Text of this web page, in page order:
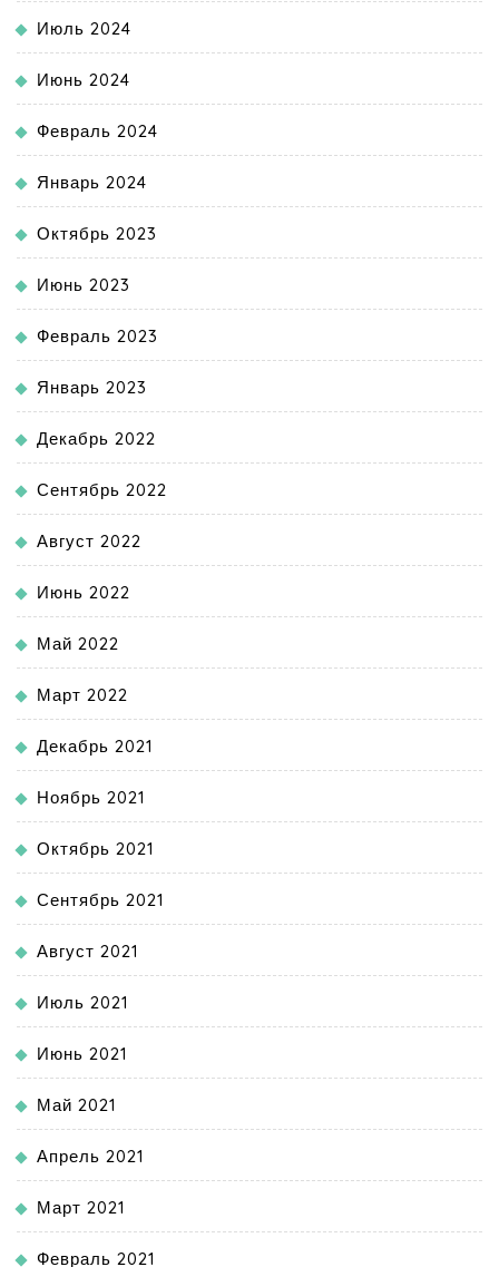
Июль 2024
Июнь 2024
Февраль 2024
Январь 2024
Октябрь 2023
Июнь 2023
Февраль 2023
Январь 2023
Декабрь 2022
Сентябрь 2022
Август 2022
Июнь 2022
Май 2022
Март 2022
Декабрь 2021
Ноябрь 2021
Октябрь 2021
Сентябрь 2021
Август 2021
Июль 2021
Июнь 2021
Май 2021
Апрель 2021
Март 2021
Февраль 2021